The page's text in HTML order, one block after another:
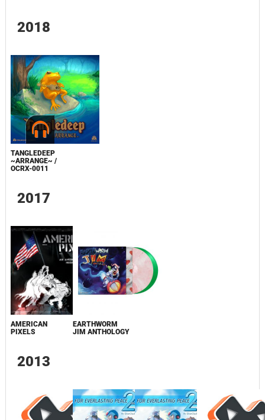
2018
TANGLEDEEP
~ARRANGE~ /
OCRX-0011
2017
AMERICAN
PIXELS
EARTHWORM
JIM ANTHOLOGY
2013